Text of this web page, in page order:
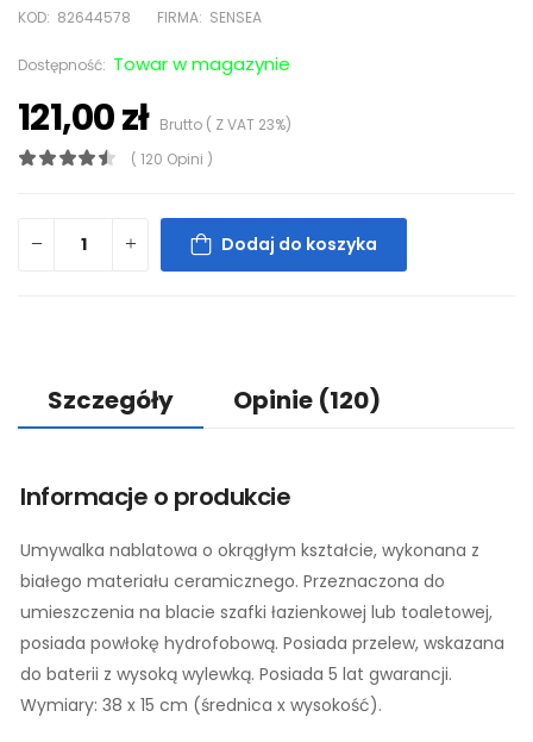
KOD: 82644578 FIRMA: SENSEA
Dostępność: Towar w magazynie
121,00 złBrutto ( Z VAT 23%)
( 120 Opini )
Dodaj do koszyka
Szczegóły Opinie (120)
Informacje o produkcie
Umywalka nablatowa o okrągłym kształcie, wykonana z
białego materiału ceramicznego. Przeznaczona do
umieszczenia na blacie szafki łazienkowej lub toaletowej,
posiada powłokę hydrofobową. Posiada przelew, wskazana
do baterii z wysoką wylewką. Posiada 5 lat gwarancji.
Wymiary: 38 x 15 cm (średnica x wysokość).